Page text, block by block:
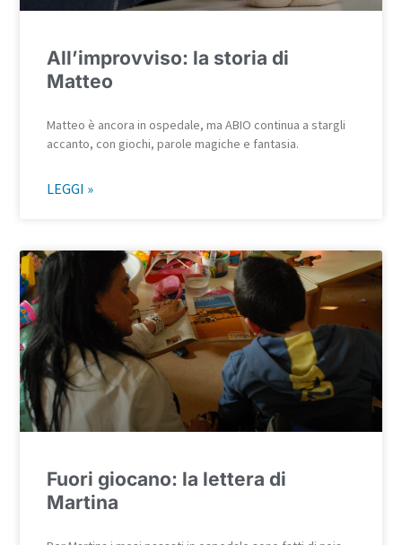
All’improvviso: la storia di
Matteo
Matteo è ancora in ospedale, ma ABIO continua a stargli
accanto, con giochi, parole magiche e fantasia.
LEGGI »
Fuori giocano: la lettera di
Martina